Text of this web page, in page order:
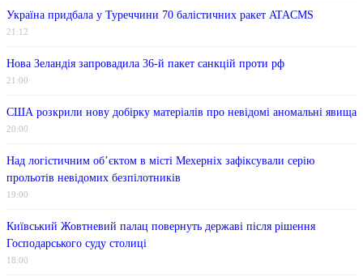
Україна придбала у Туреччини 70 балістичних ракет ATACMS
21:12
Нова Зеландія запровадила 36-й пакет санкцій проти рф
21:00
США розкрили нову добірку матеріалів про невідомі аномальні явища
20:00
Над логістичним об’єктом в місті Мехерніх зафіксували серію
прольотів невідомих безпілотників
19:00
Київський Жовтневий палац повернуть державі після рішення
Господарського суду столиці
18:00